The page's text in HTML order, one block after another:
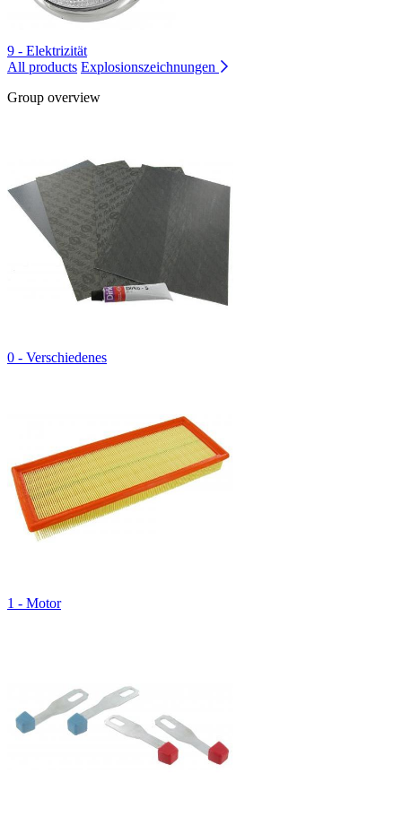
9 - Elektrizität
All products Explosionszeichnungen
Group overview
0 - Verschiedenes
1 - Motor